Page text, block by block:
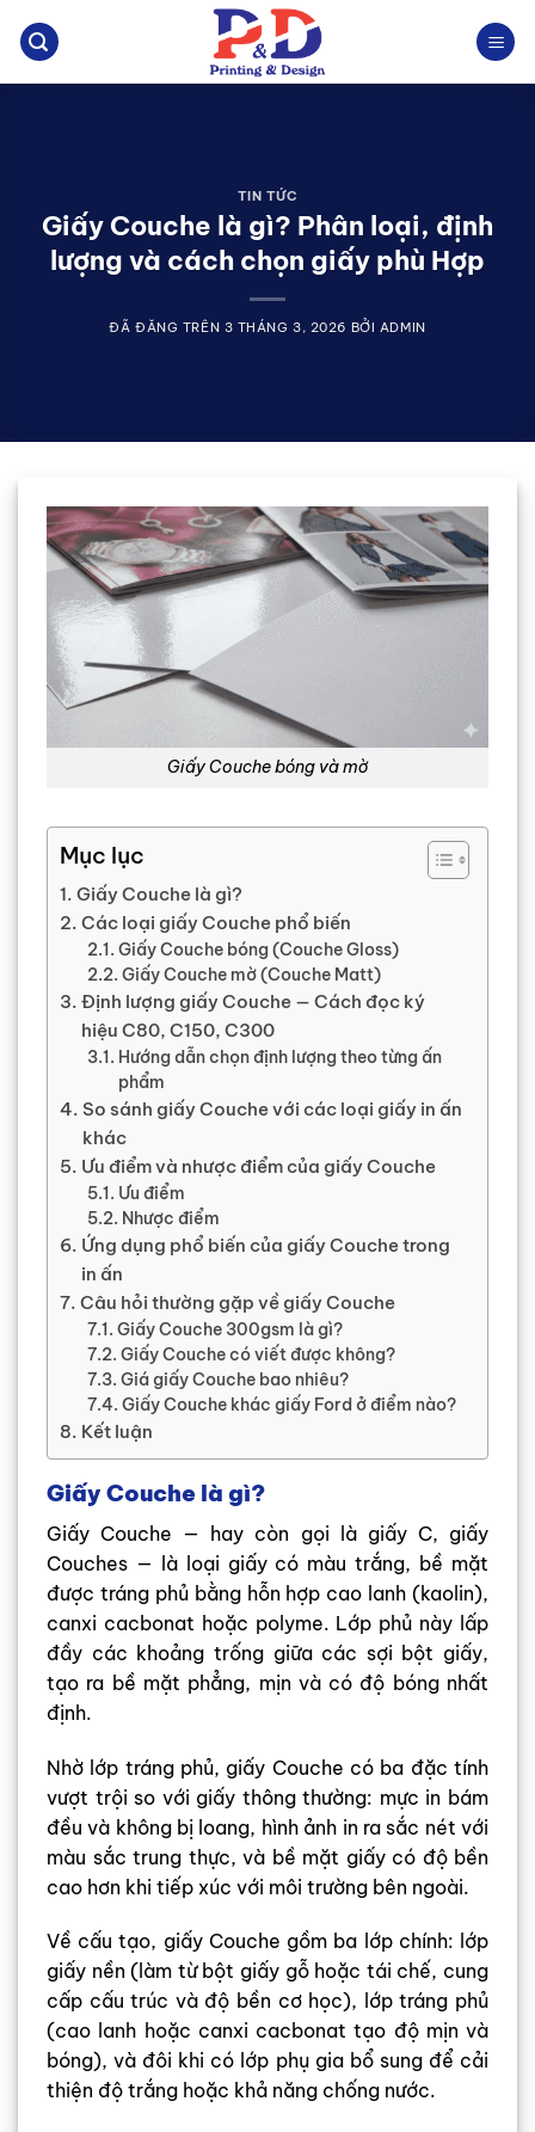
đến
TIN TỨC
Giấy Couche là gì? Phân loại, định
lượng và cách chọn giấy phù Hợp
ĐÃ ĐĂNG TRÊN 3 THÁNG 3, 2026 BỞI ADMIN
Giấy Couche bóng và mờ
Mục lục
Giấy Couche là gì?
Các loại giấy Couche phổ biến
Giấy Couche bóng (Couche Gloss)
Giấy Couche mờ (Couche Matt)
Định lượng giấy Couche — Cách đọc ký
hiệu C80, C150, C300
Hướng dẫn chọn định lượng theo từng ấn
phẩm
So sánh giấy Couche với các loại giấy in ấn
khác
Ưu điểm và nhược điểm của giấy Couche
Ưu điểm
Nhược điểm
Ứng dụng phổ biến của giấy Couche trong
in ấn
Câu hỏi thường gặp về giấy Couche
Giấy Couche 300gsm là gì?
Giấy Couche có viết được không?
Giá giấy Couche bao nhiêu?
Giấy Couche khác giấy Ford ở điểm nào?
Kết luận
Giấy Couche là gì?
Giấy Couche — hay còn gọi là giấy C, giấy
Couches — là loại giấy có màu trắng, bề mặt
được tráng phủ bằng hỗn hợp cao lanh (kaolin),
canxi cacbonat hoặc polyme. Lớp phủ này lấp
đầy các khoảng trống giữa các sợi bột giấy,
tạo ra bề mặt phẳng, mịn và có độ bóng nhất
định.
Nhờ lớp tráng phủ, giấy Couche có ba đặc tính
vượt trội so với giấy thông thường: mực in bám
đều và không bị loang, hình ảnh in ra sắc nét với
màu sắc trung thực, và bề mặt giấy có độ bền
cao hơn khi tiếp xúc với môi trường bên ngoài.
Về cấu tạo, giấy Couche gồm ba lớp chính: lớp
giấy nền (làm từ bột giấy gỗ hoặc tái chế, cung
cấp cấu trúc và độ bền cơ học), lớp tráng phủ
(cao lanh hoặc canxi cacbonat tạo độ mịn và
bóng), và đôi khi có lớp phụ gia bổ sung để cải
thiện độ trắng hoặc khả năng chống nước.